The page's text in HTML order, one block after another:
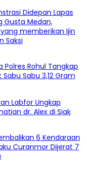
Didepan Lapas
Gusta Medan,
yang memberikan Ijin
Saksi
Polres Rohul Tangkap
Sabu 3,12 Gram
Labfor Ungkap
dr. Alex di Siak
6 Kendaraan
Curanmor Dijerat 7